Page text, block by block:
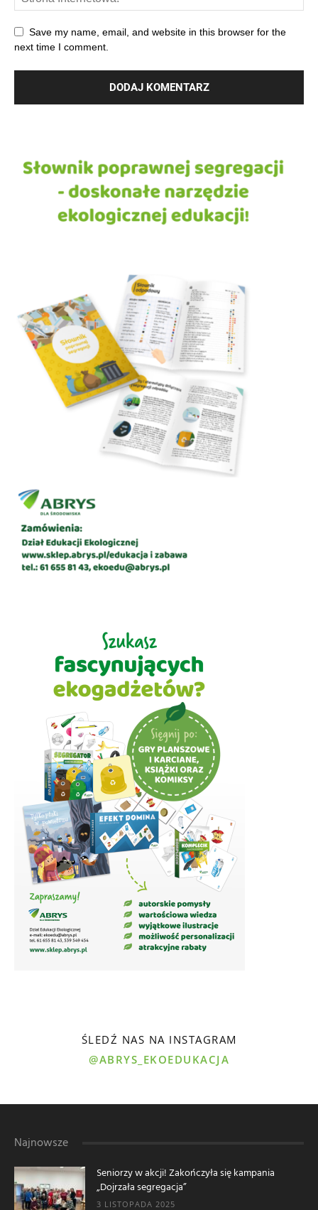
Save my name, email, and website in this browser for the
next time I comment.
ŚLEDŹ NAS NA INSTAGRAM
@ABRYS_EKOEDUKACJA
Najnowsze
Seniorzy w akcji! Zakończyła się kampania
„Dojrzała segregacja”
3 LISTOPADA 2025